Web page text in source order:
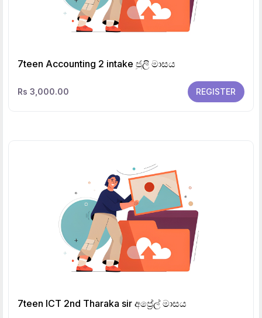
7teen Accounting 2 intake ජුලි මාසය
Rs 3,000.00 REGISTER
7teen ICT 2nd Tharaka sir අප්‍රේල් මාසය